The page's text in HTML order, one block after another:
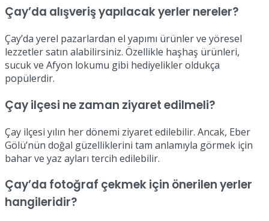
Çay’da alışveriş yapılacak yerler nereler?
Çay’da yerel pazarlardan el yapımı ürünler ve yöresel
lezzetler satın alabilirsiniz. Özellikle haşhaş ürünleri,
sucuk ve Afyon lokumu gibi hediyelikler oldukça
popülerdir.
Çay ilçesi ne zaman ziyaret edilmeli?
Çay ilçesi yılın her dönemi ziyaret edilebilir. Ancak, Eber
Gölü’nün doğal güzelliklerini tam anlamıyla görmek için
bahar ve yaz ayları tercih edilebilir.
Çay’da fotoğraf çekmek için önerilen yerler
hangileridir?